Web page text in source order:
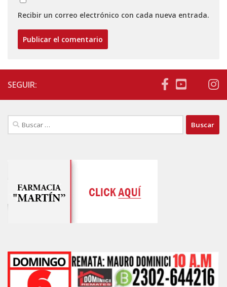
Recibir un correo electrónico con cada nueva entrada.
SEGUIR:
Buscar: